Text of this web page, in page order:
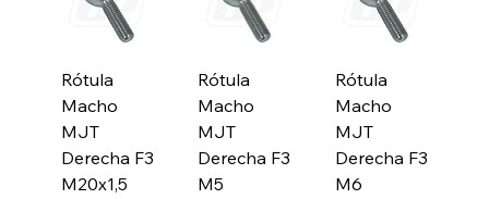
Rótula
Macho
MJT
Derecha F3
M20x1,5
Rótula
Macho
MJT
Derecha F3
M5
Rótula
Macho
MJT
Derecha F3
M6